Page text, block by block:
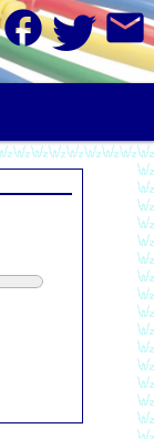
facebook mail